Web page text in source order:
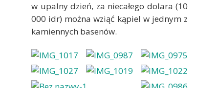
w upalny dzień, za niecałego dolara (10
000 idr) można wziąć kąpiel w jednym z
kamiennych basenów.